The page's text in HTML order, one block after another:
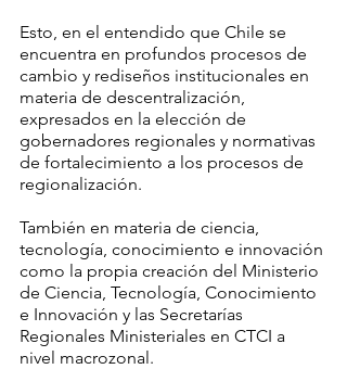
Esto, en el entendido que Chile se
encuentra en profundos procesos de
cambio y rediseños institucionales en
materia de descentralización,
expresados en la elección de
gobernadores regionales y normativas
de fortalecimiento a los procesos de
regionalización.
También en materia de ciencia,
tecnología, conocimiento e innovación
como la propia creación del Ministerio
de Ciencia, Tecnología, Conocimiento
e Innovación y las Secretarías
Regionales Ministeriales en CTCI a
nivel macrozonal.